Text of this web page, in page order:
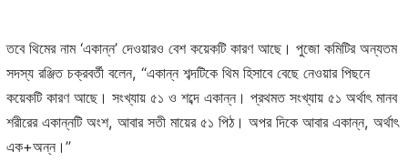
তবে থিমের নাম ‘একান্ন’ দেওয়ারও বেশ কয়েকটি কারণ আছে। পুজো কমিটির অন্যতম
সদস্য রঞ্জিত চক্রবর্তী বলেন, “একান্ন শব্দটিকে থিম হিসাবে বেছে নেওয়ার পিছনে
কয়েকটি কারণ আছে। সংখ্যায় ৫১ ও শব্দে একান্ন। প্রথমত সংখ্যায় ৫১ অর্থাৎ মানব
শরীরের একান্নটি অংশ, আবার সতী মায়ের ৫১ পিঠ। অপর দিকে আবার একান্ন, অর্থাৎ
এক+অন্ন।”